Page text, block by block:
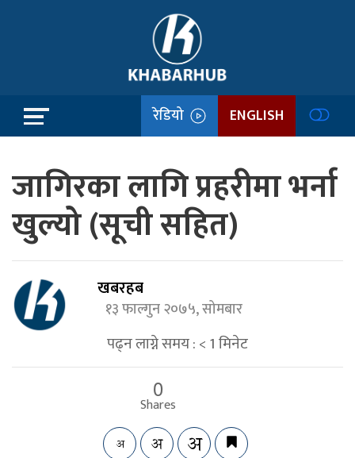
रेडियो ENGLISH
जागिरका लागि प्रहरीमा भर्ना
खुल्यो (सूची सहित)
खबरहब
१३ फाल्गुन २०७५, सोमबार
पढ्न लाग्ने समय :< 1मिनेट
0
Shares